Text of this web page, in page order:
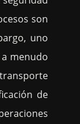
son
uno
menudo
de